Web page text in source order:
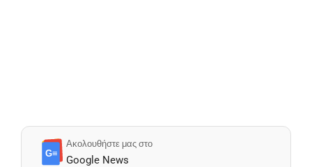
G≡
Ακολουθήστε μας στο
Google News